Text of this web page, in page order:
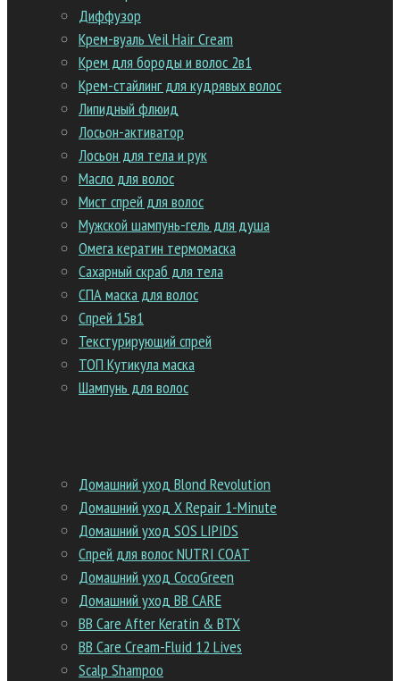
Диффузор
Крем-вуаль Veil Hair Cream
Крем для бороды и волос 2в1
Крем-стайлинг для кудрявых волос
Липидный флюид
Лосьон-активатор
Лосьон для тела и рук
Масло для волос
Мист спрей для волос
Мужской шампунь-гель для душа
Омега кератин термомаска
Сахарный скраб для тела
СПА маска для волос
Спрей 15в1
Текстурирующий спрей
ТОП Кутикула маска
Шампунь для волос
Домашний уход Blond Revolution
Домашний уход Х Repair 1-Minute
Домашний уход SOS LIPIDS
Спрей для волос NUTRI COAT
Домашний уход CocoGreen
Домашний уход BB CARE
BB Care After Keratin & BTX
BB Care Cream-Fluid 12 Lives
Scalp Shampoo